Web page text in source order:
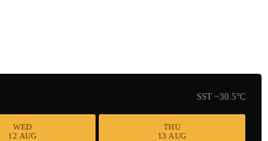
SST ~30.5°C
WED
12 AUG
THU
13 AUG